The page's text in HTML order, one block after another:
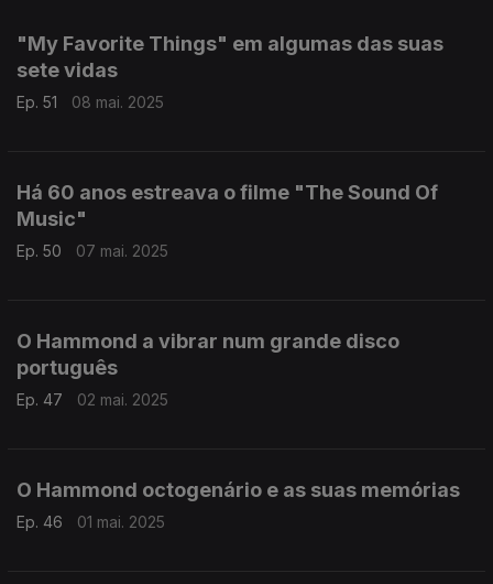
"My Favorite Things" em algumas das suas
sete vidas
Ep. 51 08 mai. 2025
Há 60 anos estreava o filme "The Sound Of
Music"
Ep. 50 07 mai. 2025
O Hammond a vibrar num grande disco
português
Ep. 47 02 mai. 2025
O Hammond octogenário e as suas memórias
Ep. 46 01 mai. 2025